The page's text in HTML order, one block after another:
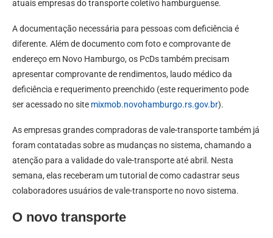
atuais empresas do transporte coletivo hamburguense.
A documentação necessária para pessoas com deficiência é
diferente. Além de documento com foto e comprovante de
endereço em Novo Hamburgo, os PcDs também precisam
apresentar comprovante de rendimentos, laudo médico da
deficiência e requerimento preenchido (este requerimento pode
ser acessado no site mixmob.novohamburgo.rs.gov.br).
As empresas grandes compradoras de vale-transporte também já
foram contatadas sobre as mudanças no sistema, chamando a
atenção para a validade do vale-transporte até abril. Nesta
semana, elas receberam um tutorial de como cadastrar seus
colaboradores usuários de vale-transporte no novo sistema.
O novo transporte